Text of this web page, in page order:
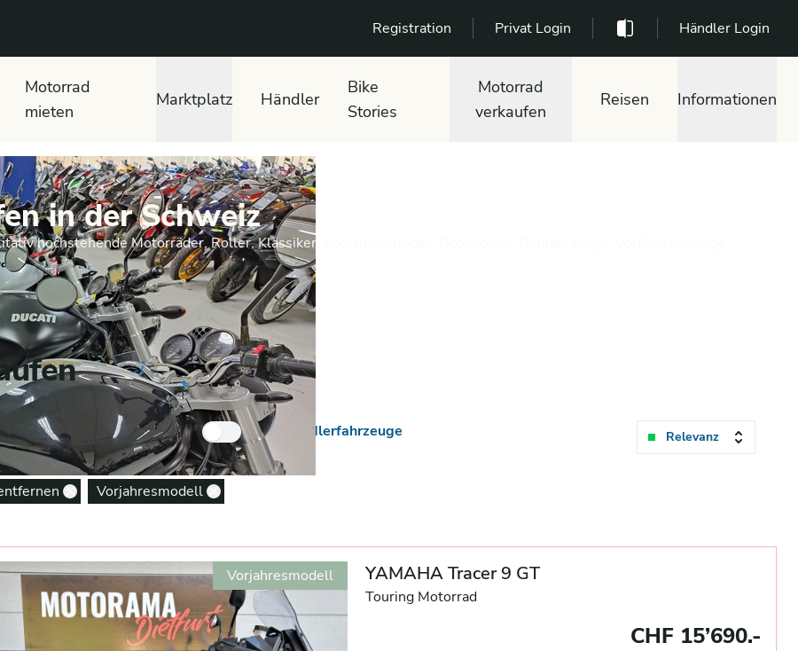
Registration Privat Login Händler Login
Motorrad
mieten
Marktplatz Händler
Bike
Stories
Motorrad
verkaufen
Reisen Informationen
in der Schweiz
hochstehende Motorräder, Roller, Klassiker, Sportmotorräder, Occasionen, Neufahrzeuge, Vorführfahrzeuge,
Neuzugänge Nur Händlerfahrzeuge Relevanz
Remove option
Vorjahresmodell Remove option
Vorjahresmodell YAMAHA Tracer 9 GT
Touring Motorrad
CHF 15’690.-